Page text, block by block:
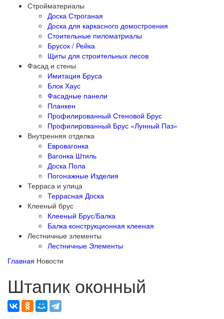
Стройматериалы
Доска Строганая
Доска для каркасного домостроения
Стоительные пиломатриалы
Брусок / Рейка
Щиты для строительных лесов
Фасад и стены
Имитация Бруса
Блок Хаус
Фасадные панели
Планкен
Профилированный Стеновой Брус
Профилированный Брус «Лунный Паз»
Внутренняя отделка
Евровагонка
Вагонка Штиль
Доска Пола
Погонажные Изделия
Терраса и улица
Террасная Доска
Клееный брус
Клееный Брус/Балка
Балка конструкционная клееная
Лестничные элементы
Лестничные Элементы
Главная Новости
Штапик оконный